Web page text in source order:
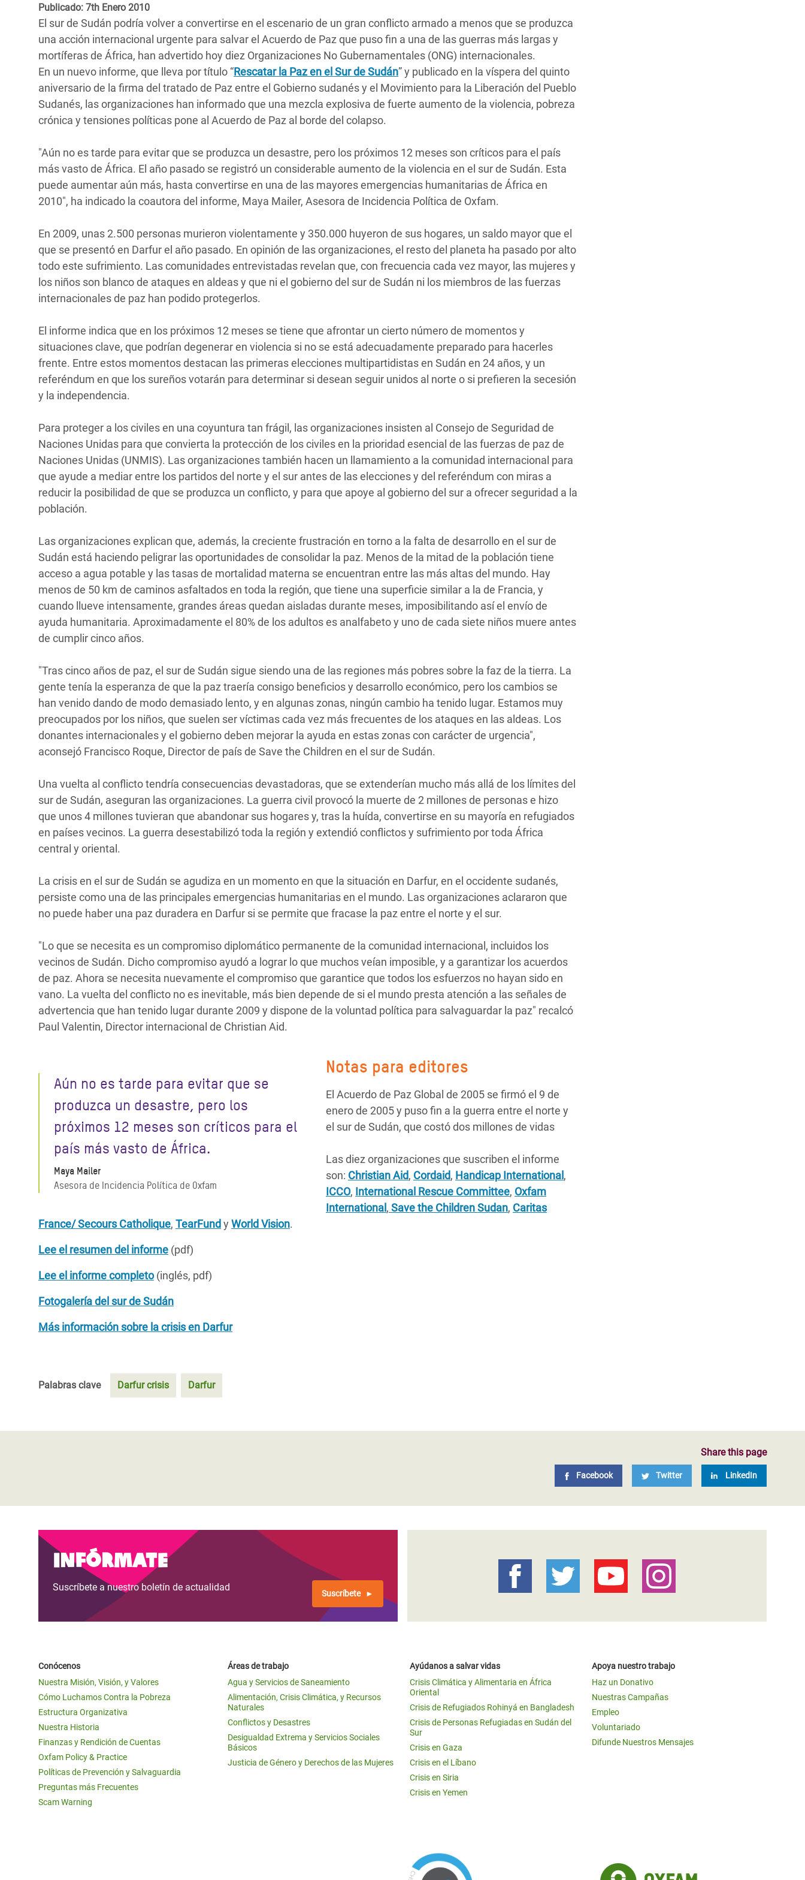
Conflictos y Desastres
Desigualdad Extrema y
Servicios Sociales Básicos
Inequality and Rights in a
Digital Age
en África Oriental
Crisis de Personas Refugiadas
en Sudán del Sur
Crisis de Refugiados Rohinyá
en Bangladesh
Crisis en Yemen
#ActuaPorElClima
Erradiquemos el Sufrimiento Humano que
se Oculta tras los Alimentos
¡Basta! Acabemos con las violencias contra
mujeres y niñas
ayuda
a
la
navegación
Publicado: 7th Enero 2010
El sur de Sudán podría volver a convertirse en el escenario de un gran conflicto armado a menos que se produzca
una acción internacional urgente para salvar el Acuerdo de Paz que puso fin a una de las guerras más largas y
mortíferas de África, han advertido hoy diez Organizaciones No Gubernamentales (ONG) internacionales.
En un nuevo informe, que lleva por título “Rescatar la Paz en el Sur de Sudán” y publicado en la víspera del quinto
aniversario de la firma del tratado de Paz entre el Gobierno sudanés y el Movimiento para la Liberación del Pueblo
Sudanés, las organizaciones han informado que una mezcla explosiva de fuerte aumento de la violencia, pobreza
crónica y tensiones políticas pone al Acuerdo de Paz al borde del colapso.
"Aún no es tarde para evitar que se produzca un desastre, pero los próximos 12 meses son críticos para el país
más vasto de África. El año pasado se registró un considerable aumento de la violencia en el sur de Sudán. Esta
puede aumentar aún más, hasta convertirse en una de las mayores emergencias humanitarias de África en
2010", ha indicado la coautora del informe, Maya Mailer, Asesora de Incidencia Política de Oxfam.
En 2009, unas 2.500 personas murieron violentamente y 350.000 huyeron de sus hogares, un saldo mayor que el
que se presentó en Darfur el año pasado. En opinión de las organizaciones, el resto del planeta ha pasado por alto
todo este sufrimiento. Las comunidades entrevistadas revelan que, con frecuencia cada vez mayor, las mujeres y
los niños son blanco de ataques en aldeas y que ni el gobierno del sur de Sudán ni los miembros de las fuerzas
internacionales de paz han podido protegerlos.
El informe indica que en los próximos 12 meses se tiene que afrontar un cierto número de momentos y
situaciones clave, que podrían degenerar en violencia si no se está adecuadamente preparado para hacerles
frente. Entre estos momentos destacan las primeras elecciones multipartidistas en Sudán en 24 años, y un
referéndum en que los sureños votarán para determinar si desean seguir unidos al norte o si prefieren la secesión
y la independencia.
Para proteger a los civiles en una coyuntura tan frágil, las organizaciones insisten al Consejo de Seguridad de
Naciones Unidas para que convierta la protección de los civiles en la prioridad esencial de las fuerzas de paz de
Naciones Unidas (UNMIS). Las organizaciones también hacen un llamamiento a la comunidad internacional para
que ayude a mediar entre los partidos del norte y el sur antes de las elecciones y del referéndum con miras a
reducir la posibilidad de que se produzca un conflicto, y para que apoye al gobierno del sur a ofrecer seguridad a la
población.
Las organizaciones explican que, además, la creciente frustración en torno a la falta de desarrollo en el sur de
Sudán está haciendo peligrar las oportunidades de consolidar la paz. Menos de la mitad de la población tiene
acceso a agua potable y las tasas de mortalidad materna se encuentran entre las más altas del mundo. Hay
menos de 50 km de caminos asfaltados en toda la región, que tiene una superficie similar a la de Francia, y
cuando llueve intensamente, grandes áreas quedan aisladas durante meses, imposibilitando así el envío de
ayuda humanitaria. Aproximadamente el 80% de los adultos es analfabeto y uno de cada siete niños muere antes
de cumplir cinco años.
"Tras cinco años de paz, el sur de Sudán sigue siendo una de las regiones más pobres sobre la faz de la tierra. La
gente tenía la esperanza de que la paz traería consigo beneficios y desarrollo económico, pero los cambios se
han venido dando de modo demasiado lento, y en algunas zonas, ningún cambio ha tenido lugar. Estamos muy
preocupados por los niños, que suelen ser víctimas cada vez más frecuentes de los ataques en las aldeas. Los
donantes internacionales y el gobierno deben mejorar la ayuda en estas zonas con carácter de urgencia",
aconsejó Francisco Roque, Director de país de Save the Children en el sur de Sudán.
Una vuelta al conflicto tendría consecuencias devastadoras, que se extenderían mucho más allá de los límites del
sur de Sudán, aseguran las organizaciones. La guerra civil provocó la muerte de 2 millones de personas e hizo
que unos 4 millones tuvieran que abandonar sus hogares y, tras la huída, convertirse en su mayoría en refugiados
en países vecinos. La guerra desestabilizó toda la región y extendió conflictos y sufrimiento por toda África
central y oriental.
La crisis en el sur de Sudán se agudiza en un momento en que la situación en Darfur, en el occidente sudanés,
persiste como una de las principales emergencias humanitarias en el mundo. Las organizaciones aclararon que
no puede haber una paz duradera en Darfur si se permite que fracase la paz entre el norte y el sur.
"Lo que se necesita es un compromiso diplomático permanente de la comunidad internacional, incluidos los
vecinos de Sudán. Dicho compromiso ayudó a lograr lo que muchos veían imposible, y a garantizar los acuerdos
de paz. Ahora se necesita nuevamente el compromiso que garantice que todos los esfuerzos no hayan sido en
vano. La vuelta del conflicto no es inevitable, más bien depende de si el mundo presta atención a las señales de
advertencia que han tenido lugar durante 2009 y dispone de la voluntad política para salvaguardar la paz" recalcó
Paul Valentin, Director internacional de Christian Aid.
Aún no es tarde para evitar que se
produzca un desastre, pero los
próximos 12 meses son críticos para el
país más vasto de África.
Maya Mailer
Asesora de Incidencia Política de Oxfam
Notas para editores
El Acuerdo de Paz Global de 2005 se firmó el 9 de
enero de 2005 y puso fin a la guerra entre el norte y
el sur de Sudán, que costó dos millones de vidas
Las diez organizaciones que suscriben el informe
son: Christian Aid, Cordaid, Handicap International ,
ICCO, International Rescue Committee, Oxfam
International , Save the Children Sudan, Caritas
France/ Secours Catholique, TearFund y World Vision.
Lee el resumen del informe (pdf)
Lee el informe completo(inglés, pdf)
Fotogalería del sur de Sudán
Más información sobre la crisis en Darfur
Palabras clave Darfur crisis Darfur
Share this page
Facebook Twitter LinkedIn
Infórmate
Suscríbete a nuestro boletín de actualidad
Suscríbete
Conócenos
Nuestra Misión, Visión, y Valores
Cómo Luchamos Contra la Pobreza
Estructura Organizativa
Nuestra Historia
Finanzas y Rendición de Cuentas
Oxfam Policy & Practice
Políticas de Prevención y Salvaguardia
Preguntas más Frecuentes
Scam Warning
Áreas de trabajo
Agua y Servicios de Saneamiento
Alimentación, Crisis Climática, y Recursos
Naturales
Conflictos y Desastres
Desigualdad Extrema y Servicios Sociales
Básicos
Justicia de Género y Derechos de las Mujeres
Ayúdanos a salvar vidas
Crisis Climática y Alimentaria en África
Oriental
Crisis de Refugiados Rohinyá en Bangladesh
Crisis de Personas Refugiadas en Sudán del
Sur
Crisis en Gaza
Crisis en el Líbano
Crisis en Siria
Crisis en Yemen
Apoya nuestro trabajo
Haz un Donativo
Nuestras Campañas
Empleo
Voluntariado
Difunde Nuestros Mensajes